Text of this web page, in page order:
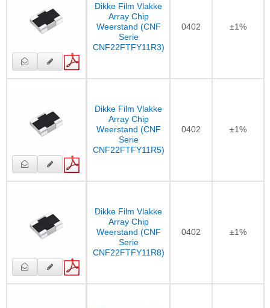
Dikke Film Vlakke
Array Chip
Weerstand (CNF
Serie
CNF22FTFY11R3)
0402 ±1%
Dikke Film Vlakke
Array Chip
Weerstand (CNF
Serie
CNF22FTFY11R5)
0402 ±1%
Dikke Film Vlakke
Array Chip
Weerstand (CNF
Serie
CNF22FTFY11R8)
0402 ±1%